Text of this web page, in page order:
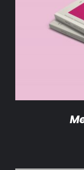
AÑADIR